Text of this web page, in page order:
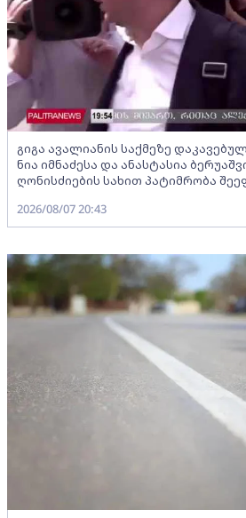
გიგა ავალიანის საქმეზე
ნია იმნაძესა და ანასტასია
ღონისძიების სახით პატიმრობა
2026/08/07 20:43